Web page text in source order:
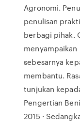
Agronomi.
penulisan
berbagi pihak.
menyampaikan
sebesarnya
membantu.
tunjukan
Pengertian
2015 ·